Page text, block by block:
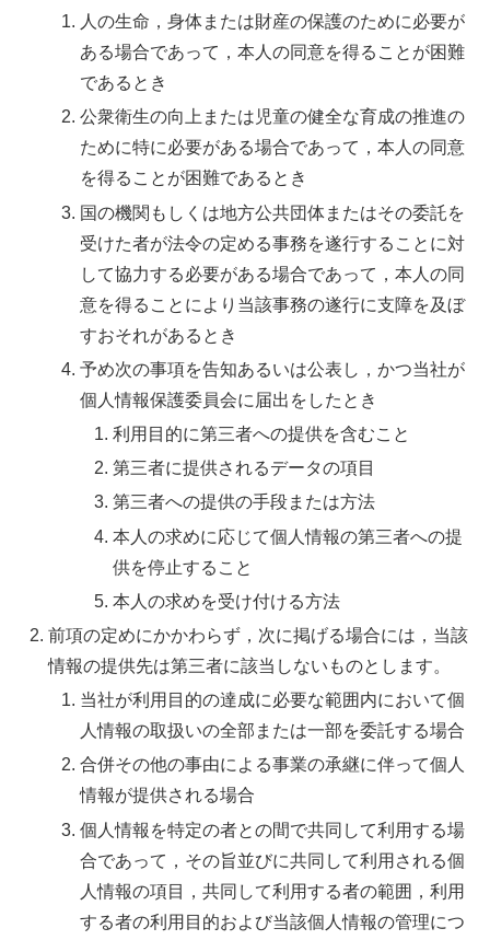
人の生命，身体または財産の保護のために必要が
ある場合であって，本人の同意を得ることが困難
であるとき
公衆衛生の向上または児童の健全な育成の推進の
ために特に必要がある場合であって，本人の同意
を得ることが困難であるとき
国の機関もしくは地方公共団体またはその委託を
受けた者が法令の定める事務を遂行することに対
して協力する必要がある場合であって，本人の同
意を得ることにより当該事務の遂行に支障を及ぼ
すおそれがあるとき
予め次の事項を告知あるいは公表し，かつ当社が
個人情報保護委員会に届出をしたとき
利用目的に第三者への提供を含むこと
第三者に提供されるデータの項目
第三者への提供の手段または方法
本人の求めに応じて個人情報の第三者への提
供を停止すること
本人の求めを受け付ける方法
前項の定めにかかわらず，次に掲げる場合には，当該
情報の提供先は第三者に該当しないものとします。
当社が利用目的の達成に必要な範囲内において個
人情報の取扱いの全部または一部を委託する場合
合併その他の事由による事業の承継に伴って個人
情報が提供される場合
個人情報を特定の者との間で共同して利用する場
合であって，その旨並びに共同して利用される個
人情報の項目，共同して利用する者の範囲，利用
する者の利用目的および当該個人情報の管理につ